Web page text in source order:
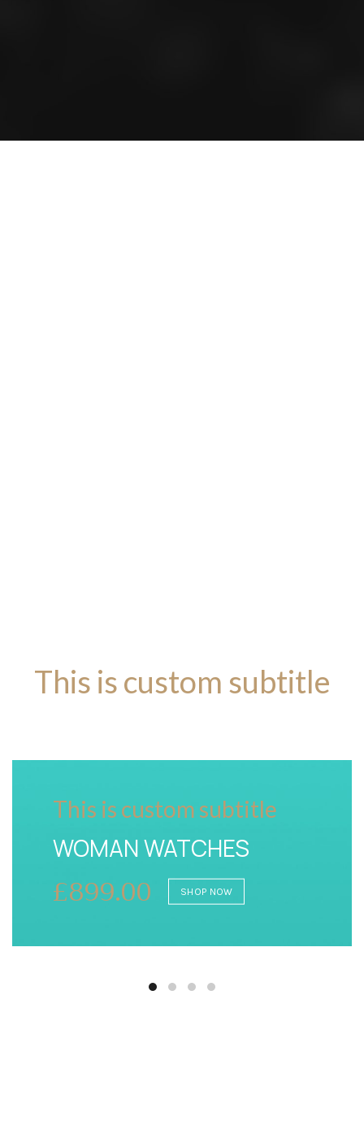
This is custom subtitle
This is custom subtitle
WOMAN WATCHES
£899.00 SHOP NOW